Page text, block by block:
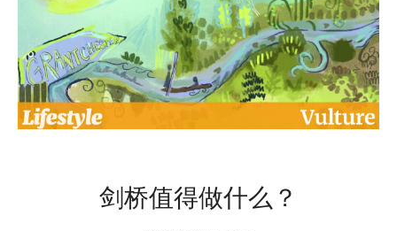
剑桥值得做什么？